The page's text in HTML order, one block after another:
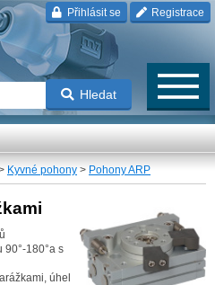
Přihlásit se Registrace
Hledat
Kyvné pohony > Pohony ARP
90°-180°a s
úhel